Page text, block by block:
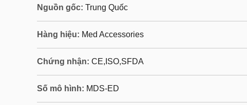
Nguồn gốc: Trung Quốc
Hàng hiệu: Med Accessories
Chứng nhận: CE,ISO,SFDA
Số mô hình: MDS-ED